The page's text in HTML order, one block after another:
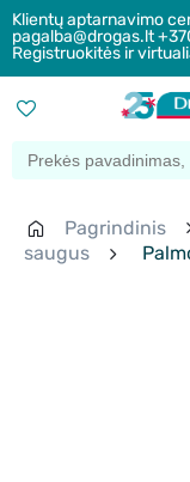
Klientų aptarnavimo
pagalba@drogas.lt
Registruokitės ir
Pagrindinis
saugus